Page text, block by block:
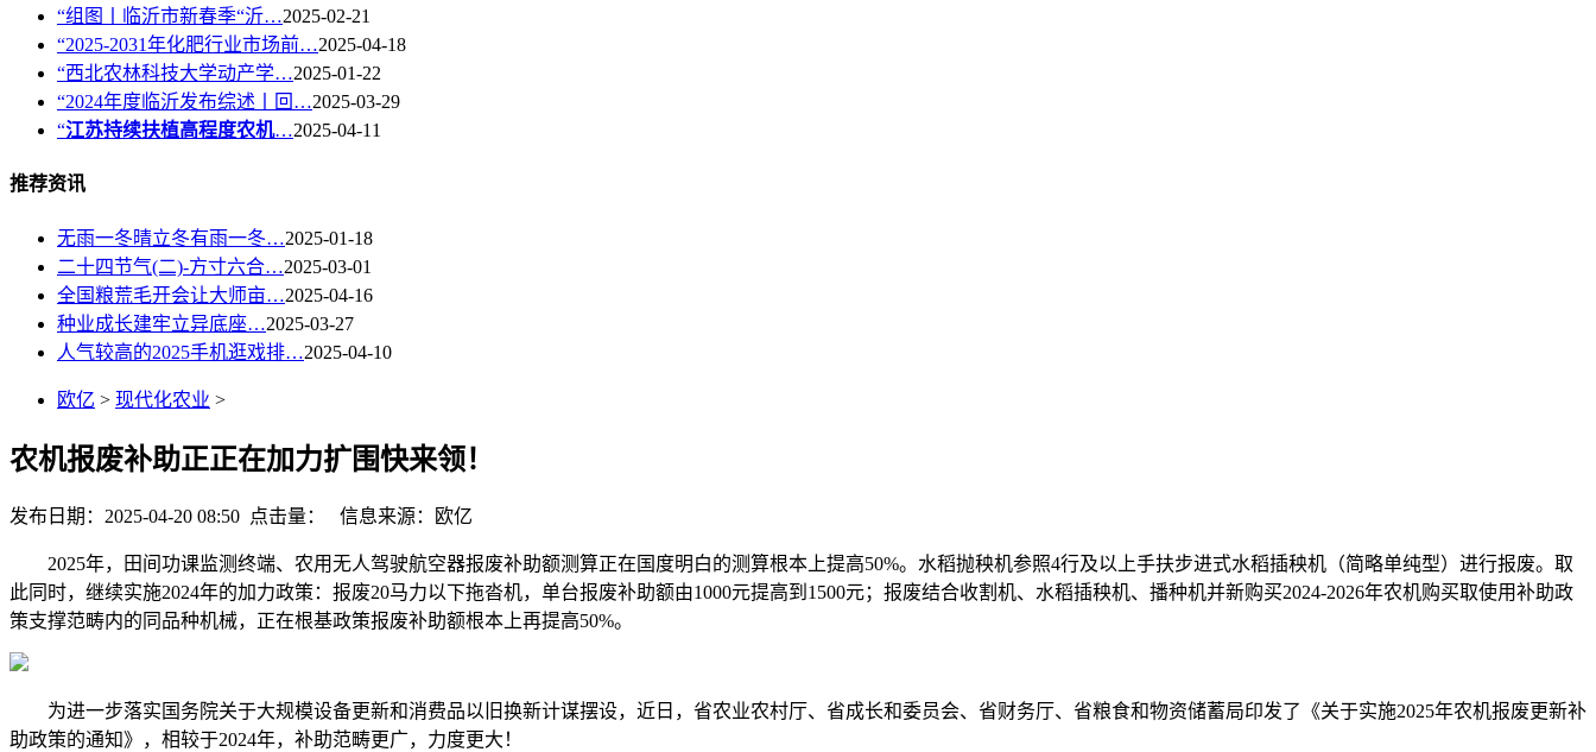
“组图丨临沂市新春季“沂…2025-02-21
“2025-2031年化肥行业市场前…2025-04-18
“西北农林科技大学动产学…2025-01-22
“2024年度临沂发布综述丨回…2025-03-29
“江苏持续扶植高程度农机…2025-04-11
推荐资讯
无雨一冬晴立冬有雨一冬…2025-01-18
二十四节气(二)-方寸六合…2025-03-01
全国粮荒毛开会让大师亩…2025-04-16
种业成长建牢立异底座…2025-03-27
人气较高的2025手机逛戏排…2025-04-10
欧亿 > 现代化农业 >
农机报废补助正正在加力扩围快来领！
发布日期：2025-04-20 08:50 点击量： 信息来源：欧亿
2025年，田间功课监测终端、农用无人驾驶航空器报废补助额测算正在国度明白的测算根本上提高50%。水稻抛秧机参照4行及以上手扶步进式水稻插秧机（简略单纯型）进行报废。取
此同时，继续实施2024年的加力政策：报废20马力以下拖沓机，单台报废补助额由1000元提高到1500元；报废结合收割机、水稻插秧机、播种机并新购买2024-2026年农机购买取使用补助政
策支撑范畴内的同品种机械，正在根基政策报废补助额根本上再提高50%。
为进一步落实国务院关于大规模设备更新和消费品以旧换新计谋摆设，近日，省农业农村厅、省成长和委员会、省财务厅、省粮食和物资储蓄局印发了《关于实施2025年农机报废更新补
助政策的通知》，相较于2024年，补助范畴更广，力度更大！